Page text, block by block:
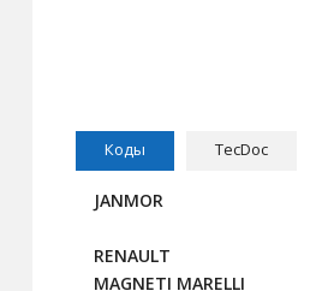
Коды TecDoc
JANMOR
RENAULT
MAGNETI MARELLI